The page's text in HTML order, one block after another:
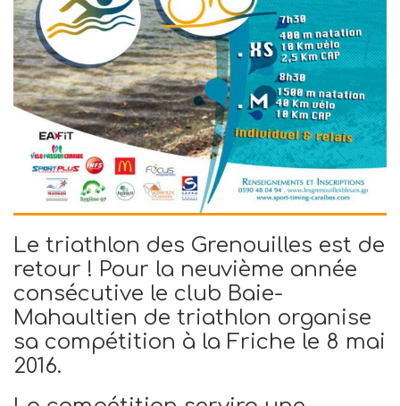
Le triathlon des Grenouilles est de
retour ! Pour la neuvième année
consécutive le club Baie-
Mahaultien de triathlon organise
sa compétition à la Friche le 8 mai
2016.